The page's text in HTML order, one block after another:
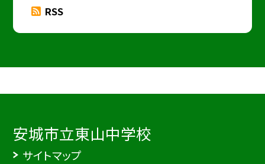
RSS
安城市立東山中学校
サイトマップ